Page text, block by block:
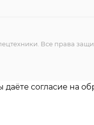
Все права
согласие на